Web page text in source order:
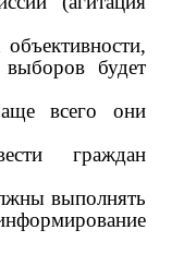
будет
всего они
граждан
выполнять